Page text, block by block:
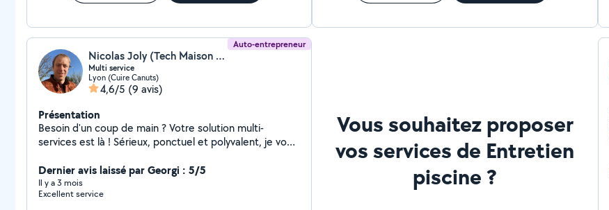
Auto-entrepreneur
Nicolas Joly (Tech Maison Service)
Multi service
Lyon (Cuire Canuts)
4,6/5 (9 avis)
Présentation
Besoin d'un coup de main ? Votre solution multi-
services est là ! Sérieux, ponctuel et polyvalent, je vous
travaux : Bricolage (montage de meubles, étagères,
tringles, luminaires) Petits travaux d'électricité Petits
travaux de rénovation Jardinage et entretien extérieur
Dernier avis laissé par Georgi : 5/5
Il y a 3 mois
Excellent service
Vous souhaitez proposer
vos services de Entretien
piscine ?